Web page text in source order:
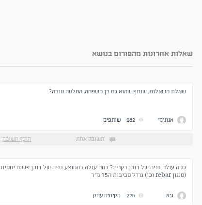
שאלות אחרונות מהפורום בנושא
שאלת השאלות, שותף שהוא גם בן משפחה, החלטה טובה?
אנונימי 982 שותפים
תשובה אחת הוסף תשובה
כמה עולה בניה של דוכן בקניון? כמה עולה בממוצע בניה של דוכן פשוט יחסית
(סגנון rebar וכו) גודל סביבות ה15 מ"ר
גיא 726 מקימים עסק